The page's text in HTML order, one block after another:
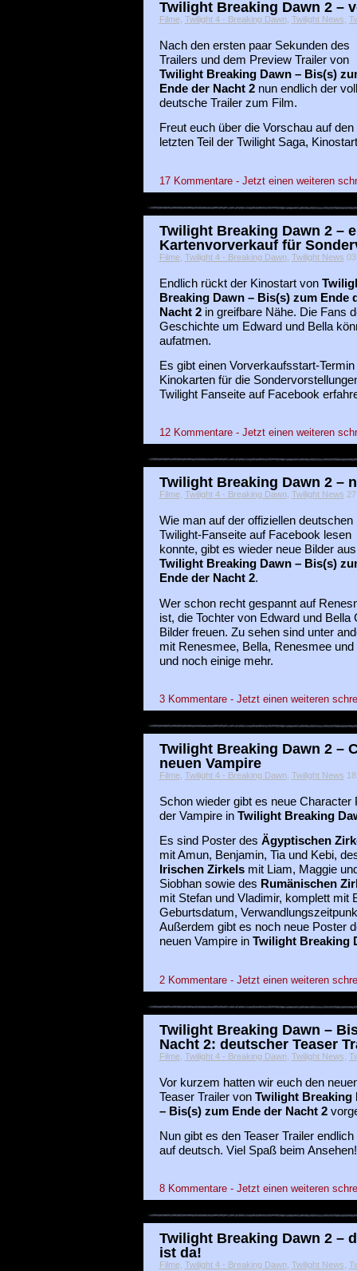
Twilight Breaking Dawn 2 –
Filme, Twilight 4 - Breaking Dawn, Twilight News
Nach den ersten paar Sekunden des
Trailers und dem Preview Trailer von
Twilight Breaking Dawn – Bis(s)
Ende der Nacht 2nun endlich der
deutsche Trailer zum Film.
Freut euch über die Vorschau auf den
letzten Teil der Twilight Saga,
17 Kommentare - Jetzt einen weiteren
Twilight Breaking Dawn 2 –
Kartenvorverkauf für
Filme, Twilight 4 - Breaking Dawn, Twilight News
Endlich rückt der Kinostart von
Breaking Dawn – Bis(s) zum Ende
Nacht 2 in greifbare Nähe. Die Fans
Geschichte um Edward und Bella
aufatmen.
Es gibt einen Vorverkaufsstart-Termin
Kinokarten für die
Twilight Fanseite auf Facebook
12 Kommentare - Jetzt einen weiteren
Twilight Breaking Dawn 2 –
Filme, Twilight 4 - Breaking Dawn, Twilight News
Wie man auf der offiziellen deutschen
Twilight-Fanseite auf Facebook lesen
konnte, gibt es wieder neue Bilder aus
Twilight Breaking Dawn – Bis(s)
Ende der Nacht 2.
Wer schon recht gespannt auf
ist, die Tochter von Edward und
Bilder freuen. Zu sehen sind unter
mit Renesmee, Bella, Renesmee
und noch einige mehr.
3 Kommentare - Jetzt einen weiteren
Twilight Breaking Dawn 2 –
neuen Vampire
Filme, Twilight 4 - Breaking Dawn, Twilight News
Schon wieder gibt es neue Character
der Vampire in Twilight Breaking
Es sind Poster des Ägyptischen
mit Amun, Benjamin, Tia und Kebi,
Irischen Zirkelsmit Liam, Maggie
Siobhan sowie des Rumänischen
mit Stefan und Vladimir, komplett mit
Geburtsdatum,
Außerdem gibt es noch neue Poster
neuen Vampire in Twilight Breaking
2 Kommentare - Jetzt einen weiteren
Twilight Breaking Dawn –
Nacht 2: deutscher Teaser
Filme, Twilight 4 - Breaking Dawn, Twilight News
Vor kurzem hatten wir euch den
Teaser Trailer von Twilight Breaking
– Bis(s) zum Ende der Nacht 2
Nun gibt es den Teaser Trailer endlich
auf deutsch. Viel Spaß beim Ansehen!
8 Kommentare - Jetzt einen weiteren
Twilight Breaking Dawn 2 –
ist da!
Filme, Twilight 4 - Breaking Dawn, Twilight News